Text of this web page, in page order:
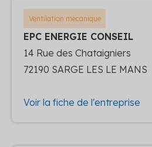
Ventilation mecanique
EPC ENERGIE CONSEIL
14 Rue des Chataigniers
72190 SARGE LES LE MANS
Voir la fiche de l'entreprise